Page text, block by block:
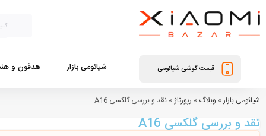
قیمت گوشی شیائومی شیائومی بازار هدفون و
شیائومی بازار» وبلاگ » رپورتاژ» نقد و بررسی گلکسی A16
نقد و بررسی گلکسی A16